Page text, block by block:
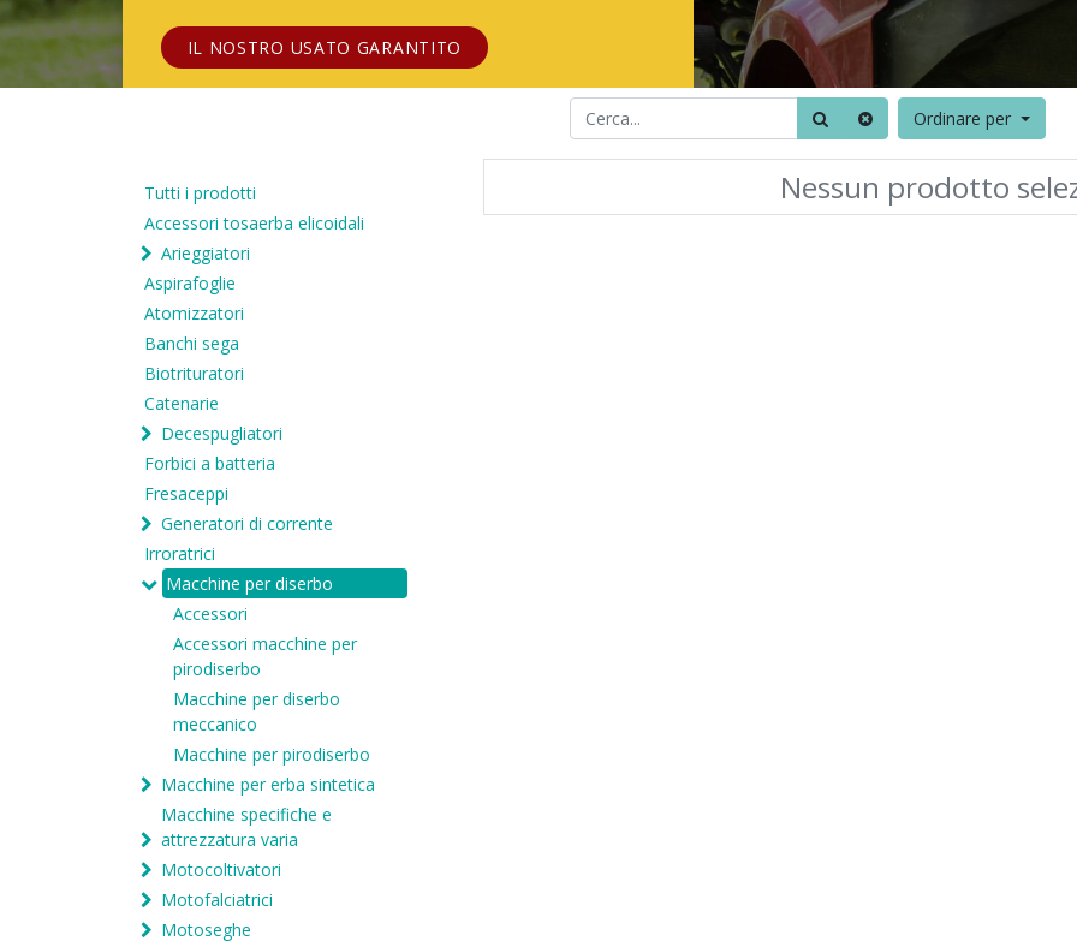
IL NOSTRO USATO GARANTITO
Ordinare per
Tutti i prodotti
Accessori tosaerba elicoidali
Arieggiatori
Aspirafoglie
Atomizzatori
Banchi sega
Biotrituratori
Catenarie
Decespugliatori
Forbici a batteria
Fresaceppi
Generatori di corrente
Irroratrici
Macchine per diserbo
Accessori
Accessori macchine per
pirodiserbo
Macchine per diserbo
meccanico
Macchine per pirodiserbo
Macchine per erba sintetica
Macchine specifiche e
attrezzatura varia
Motocoltivatori
Motofalciatrici
Motoseghe
Nessun prodotto